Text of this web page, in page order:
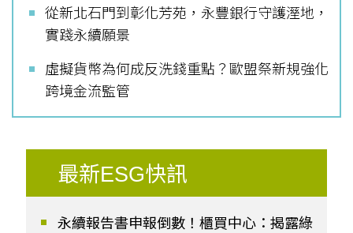
從新北石門到彰化芳苑，永豐銀行守護溼地，
實踐永續願景
虛擬貨幣為何成反洗錢重點？歐盟祭新規強化
跨境金流監管
最新ESG快訊
永續報告書申報倒數！櫃買中心：揭露綠